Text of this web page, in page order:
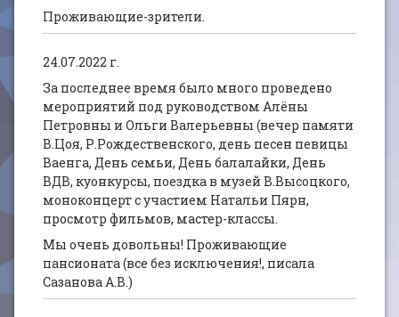
Проживающие-зрители.
24.07.2022 г.
За последнее время было много проведено
мероприятий под руководством Алёны
Петровны и Ольги Валерьевны (вечер памяти
В.Цоя, Р.Рождественского, день песен певицы
Ваенга, День семьи, День балалайки, День
ВДВ, куонкурсы, поездка в музей В.Высоцкого,
моноконцерт с участием Натальи Пярн,
просмотр фильмов, мастер-классы.
Мы очень довольны! Проживающие
пансионата (все без исключения!, писала
Сазанова А.В.)